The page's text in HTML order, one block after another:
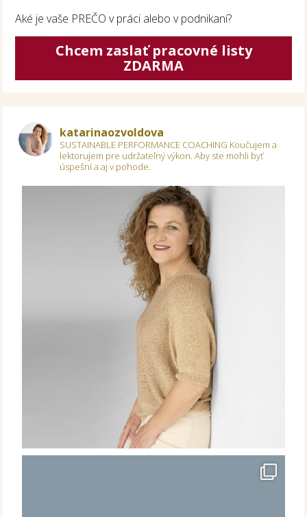
Aké je vaše PREČO v práci alebo v podnikaní?
Chcem zaslať pracovné listy
ZDARMA
katarinaozvoldova
SUSTAINABLE PERFORMANCE COACHING Koučujem a
lektorujem pre udržateľný výkon.Aby ste mohli byť
úspešní a aj v pohode.